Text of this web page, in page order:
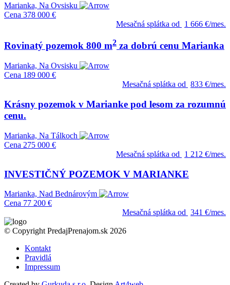
Marianka, Na Ovsisku
Cena 378 000 €
Mesačná splátka od
1 666 €/mes.
Rovinatý pozemok 800 m2 za dobrú cenu Marianka
Marianka, Na Ovsisku
Cena 189 000 €
Mesačná splátka od 833 €/mes.
Krásny pozemok v Marianke pod lesom za rozumnú
cenu.
Marianka, Na Tálkoch
Cena 275 000 €
Mesačná splátka od
1 212 €/mes.
INVESTIČNÝ POZEMOK V MARIANKE
Marianka, Nad Bednárovým
Cena 77 200 €
Mesačná splátka od 341 €/mes.
© Copyright PredajPrenajom.sk 2026
Kontakt
Pravidlá
Impressum